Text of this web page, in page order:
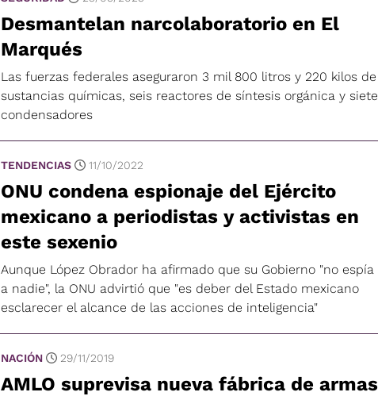
Desmantelan narcolaboratorio en El
Marqués
Las fuerzas federales aseguraron 3 mil 800 litros y 220 kilos de
sustancias químicas, seis reactores de síntesis orgánica y siete
condensadores
TENDENCIAS 11/10/2022
ONU condena espionaje del Ejército
mexicano a periodistas y activistas en
este sexenio
Aunque López Obrador ha afirmado que su Gobierno "no espía
a nadie", la ONU advirtió que "es deber del Estado mexicano
esclarecer el alcance de las acciones de inteligencia"
NACIÓN 29/11/2019
AMLO suprevisa nueva fábrica de armas